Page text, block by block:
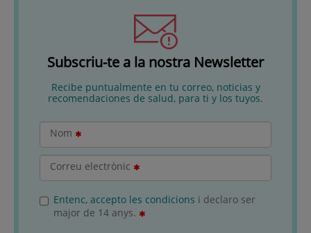
Subscriu-te a la nostra Newsletter
Recibe puntualmente en tu correo, noticias y
recomendaciones de salud, para ti y los tuyos.
Nom
Correu electrònic
Entenc, accepto les condicions i declaro ser
major de 14 anys.